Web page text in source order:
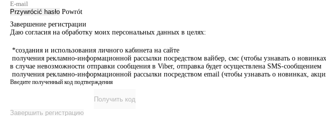
Przywrócić hasło Powrót
Завершение регистрации
Даю согласия на обработку моих персональных данных в целях:
*создания и использования личного кабинета на сайте
получения рекламно-информационной рассылки посредством вайбер, смс (чтобы узнавать о
в случае невозможности отправки сообщения в Viber, отправка будет осуществлена SMS-сообщением
получения рекламно-информационной рассылки посредством email (чтобы узнавать о новинках,
Введите полученный код подтверждения
Получить код
Завершить регистрацию